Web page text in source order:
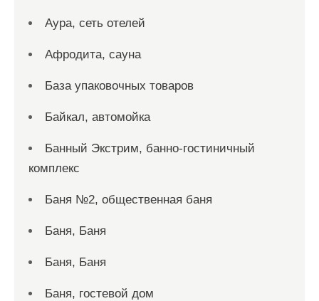
Аура, сеть отелей
Афродита, сауна
База упаковочных товаров
Байкал, автомойка
Банный Экстрим, банно-гостиничный
комплекс
Баня №2, общественная баня
Баня, Баня
Баня, Баня
Баня, гостевой дом